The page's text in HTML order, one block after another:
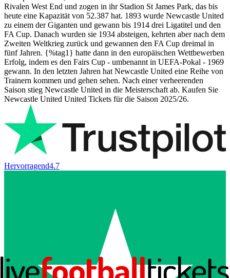
Rivalen West End und zogen in ihr Stadion St James Park, das bis
heute eine Kapazität von 52.387 hat. 1893 wurde Newcastle United
zu einem der Giganten und gewann bis 1914 drei Ligatitel und den
FA Cup. Danach wurden sie 1934 absteigen, kehrten aber nach dem
Zweiten Weltkrieg zurück und gewannen den FA Cup dreimal in
fünf Jahren. {%tag1} hatte dann in den europäischen Wettbewerben
Erfolg, indem es den Fairs Cup - umbenannt in UEFA-Pokal - 1969
gewann. In den letzten Jahren hat Newcastle United eine Reihe von
Trainern kommen und gehen sehen. Nach einer verheerenden
Saison stieg Newcastle United in die Meisterschaft ab. Kaufen Sie
Newcastle United United Tickets für die Saison 2025/26.
Hervorragend4.7